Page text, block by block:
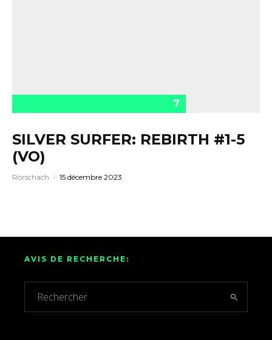
7
SILVER SURFER: REBIRTH #1-5
(VO)
Rorschach · 15 décembre 2023
AVIS DE RECHERCHE: